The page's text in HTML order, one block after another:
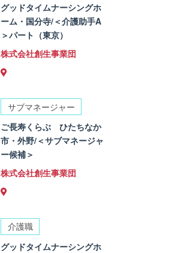
グッドタイムナーシングホ
ーム・国分寺/＜介護助手A
＞パート（東京）
株式会社創生事業団
サブマネージャー
ご長寿くらぶ ひたちなか
市・外野/＜サブマネージャ
ー候補＞
株式会社創生事業団
介護職
グッドタイムナーシングホ